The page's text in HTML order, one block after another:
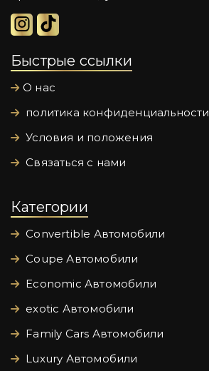
Быстрые ссылки
О нас
политика конфиденциальности
Условия и положения
Связаться с нами
Категории
Convertible Автомобили
Coupe Автомобили
Economic Автомобили
exotic Автомобили
Family Cars Автомобили
Luxury Автомобили